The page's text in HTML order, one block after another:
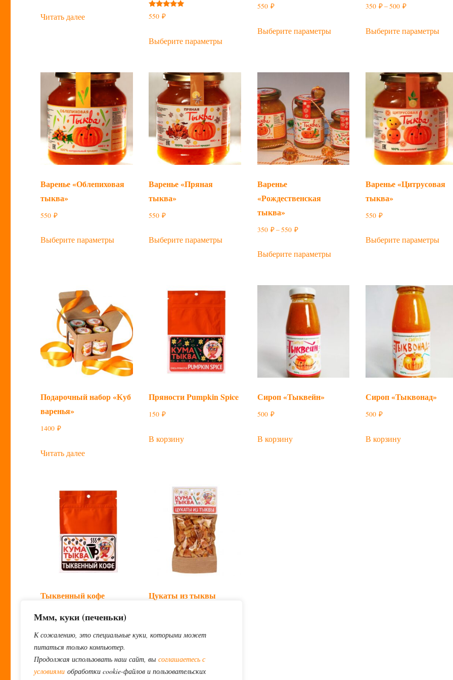
Ммм, куки (печеньки)
К сожалению, это специальные куки, которыми может
питаться только компьютер.
Продолжая использовать наш сайт, вы соглашаетесь с
условиями обработки cookie-файлов и пользовательских
Читать далее
Оценка
5.00
550₽
Выберите параметры
товар
несколько
вариаций.
Опции
можно
выбрать
на
странице
550 ₽
Выберите параметры
товар
можно
выбрать
на
странице
товара.
350 ₽–500 ₽Диапазон
350 ₽
Выберите параметры
товар
на
Варенье «Облепиховая
тыква»
550₽
Выберите параметры
товар
можно
выбрать
на
странице
товара.
Варенье «Пряная
тыква»
550₽
Выберите параметры
товар
вариаций.
Опции
на
странице
товара.
Варенье
«Рождественская
тыква»
350 ₽–550 ₽Диапазон
350 ₽
Выберите параметры
товар
несколько
Варенье «Цитрусовая
тыква»
550 ₽
Выберите параметры
товар
Подарочный набор «Куб
варенья»
1400₽
Читать далее
Пряности Pumpkin Spice
150₽
В корзину
Сироп «Тыквейн»
500 ₽
В корзину
Сироп «Тыквонад»
500 ₽
В корзину
Тыквенный кофе
250
Читать далее
Цукаты из тыквы
Читать далее